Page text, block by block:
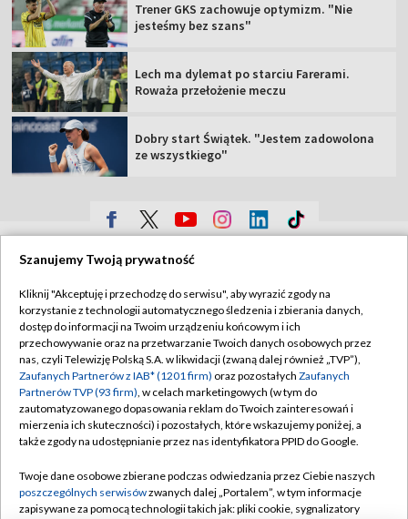
Trener GKS zachowuje optymizm. "Nie
jesteśmy bez szans"
Lech ma dylemat po starciu Farerami.
Roważa przełożenie meczu
Dobry start Świątek. "Jestem zadowolona
ze wszystkiego"
Sklep TVP
Biuro Reklamy
Oferta Handlowa
Telegazeta ogłoszenia
Emisja w TVP
Ogłoszenia przetargowe
Akademia Telewizyjna
Polityka prywatności
Moje zgody
Biuro reklamy
Kontakt
©2026 Telewizja Polska Spółka Akcyjna w likwidacji
Szanujemy Twoją prywatność
Kliknij "Akceptuję i przechodzę do serwisu", aby wyrazić zgody na
korzystanie z technologii automatycznego śledzenia i zbierania danych,
dostęp do informacji na Twoim urządzeniu końcowym i ich
przechowywanie oraz na przetwarzanie Twoich danych osobowych przez
nas, czyli Telewizję Polską S.A. w likwidacji (zwaną dalej również „TVP”),
Zaufanych Partnerów z IAB* (1201 firm) oraz pozostałych Zaufanych
Partnerów TVP (93 firm), w celach marketingowych (w tym do
zautomatyzowanego dopasowania reklam do Twoich zainteresowań i
mierzenia ich skuteczności) i pozostałych, które wskazujemy poniżej, a
także zgody na udostępnianie przez nas identyfikatora PPID do Google.
Twoje dane osobowe zbierane podczas odwiedzania przez Ciebie naszych
poszczególnych serwisówzwanych dalej „Portalem”, w tym informacje
zapisywane za pomocą technologii takich jak: pliki cookie, sygnalizatory